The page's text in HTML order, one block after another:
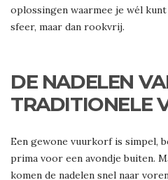
oplossingen waarmee je wél
sfeer, maar dan rookvrij.
DE NADELEN
TRADITIONELE
Een gewone vuurkorf is simpel,
prima voor een avondje buiten.
komen de nadelen snel naar